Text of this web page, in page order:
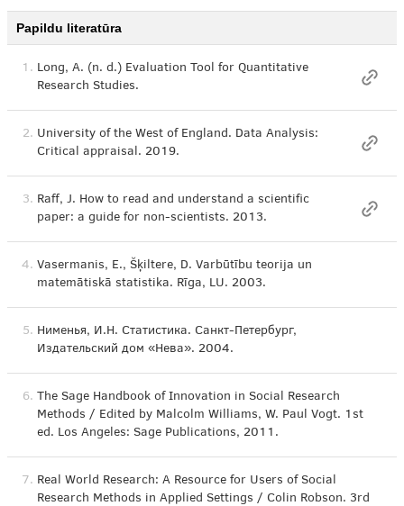
Papildu literatūra
1. Long, A. (n. d.) Evaluation Tool for Quantitative
Research Studies.
2. University of the West of England. Data Analysis:
Critical appraisal. 2019.
3. Raff, J. How to read and understand a scientific
paper: a guide for non-scientists. 2013.
4. Vasermanis, E., Šķiltere, D. Varbūtību teorija un
matemātiskā statistika. Rīga, LU. 2003.
5. Нименья, И.Н. Статистика. Санкт-Петербург,
Издательский дом «Нева». 2004.
6. The Sage Handbook of Innovation in Social Research
Methods / Edited by Malcolm Williams, W. Paul Vogt. 1st
ed. Los Angeles: Sage Publications, 2011.
7. Real World Research: A Resource for Users of Social
Research Methods in Applied Settings / Colin Robson. 3rd